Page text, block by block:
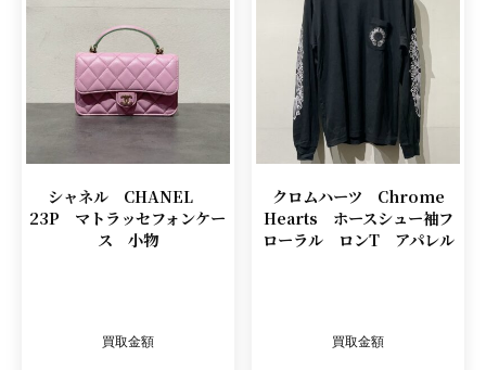
シャネル CHANEL
23P マトラッセフォンケー
ス 小物
買取金額
クロムハーツ Chrome
Hearts ホースシュー袖フ
ローラル ロンT アパレル
買取金額